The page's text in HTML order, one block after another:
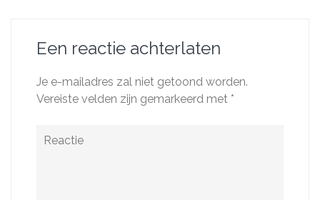
Een reactie achterlaten
Je e-mailadres zal niet getoond worden.
Vereiste velden zijn gemarkeerd met *
Reactie